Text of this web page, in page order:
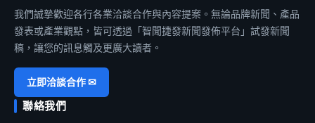
我們誠摯歡迎各行各業洽談合作與內容提案。無論品牌新聞、產品
發表或產業觀點，皆可透過「智聞捷發新聞發佈平台」試發新聞
稿，讓您的訊息觸及更廣大讀者。
立即洽談合作 ✉
聯絡我們